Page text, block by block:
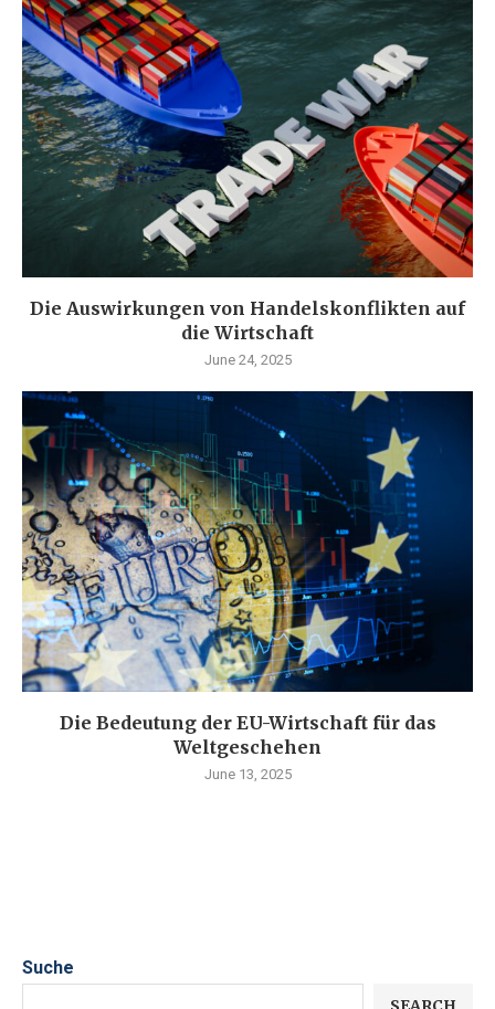
Die Auswirkungen von Handelskonflikten auf
die Wirtschaft
June 24, 2025
Die Bedeutung der EU-Wirtschaft für das
Weltgeschehen
June 13, 2025
Suche